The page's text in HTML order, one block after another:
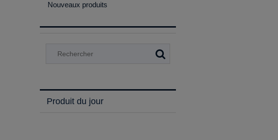
Nouveaux produits
Produit du jour